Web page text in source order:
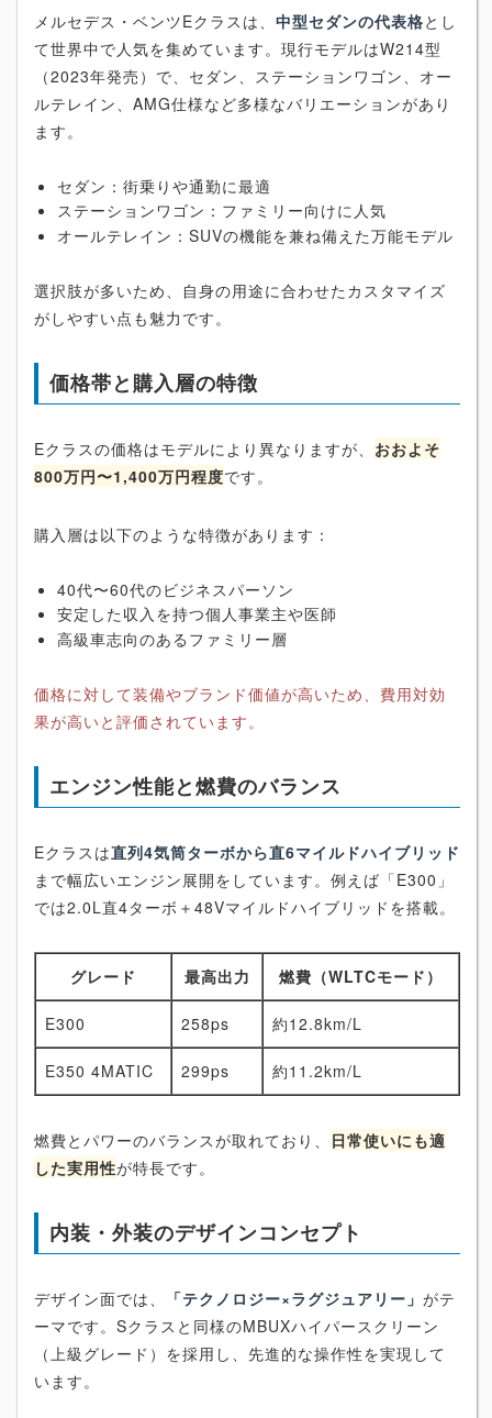
メルセデス・ベンツEクラスは、 中型セダンの代表格とし
て世界中で人気を集めています。現行モデルはW214型
（2023年発売）で、セダン、ステーションワゴン、オー
ルテレイン、AMG仕様など多様なバリエーションがあり
ます。
セダン：街乗りや通勤に最適
ステーションワゴン：ファミリー向けに人気
オールテレイン：SUVの機能を兼ね備えた万能モデル
選択肢が多いため、自身の用途に合わせたカスタマイズ
がしやすい点も魅力です。
価格帯と購入層の特徴
Eクラスの価格はモデルにより異なりますが、 おおよそ
800万円〜1,400万円程度です。
購入層は以下のような特徴があります：
40代〜60代のビジネスパーソン
安定した収入を持つ個人事業主や医師
高級車志向のあるファミリー層
価格に対して装備やブランド価値が高いため、費用対効
果が高いと評価されています。
エンジン性能と燃費のバランス
Eクラスは直列4気筒ターボから直6マイルドハイブリッド
まで幅広いエンジン展開をしています。例えば「E300」
では2.0L直4ターボ＋48Vマイルドハイブリッドを搭載。
グレード 最高出力 燃費（WLTCモード）
E300 258ps 約12.8km/L
E350 4MATIC 299ps 約11.2km/L
燃費とパワーのバランスが取れており、 日常使いにも適
した実用性が特長です。
内装・外装のデザインコンセプト
デザイン面では、 「テクノロジー×ラグジュアリー」 がテ
ーマです。Sクラスと同様のMBUXハイパースクリーン
（上級グレード）を採用し、先進的な操作性を実現して
います。